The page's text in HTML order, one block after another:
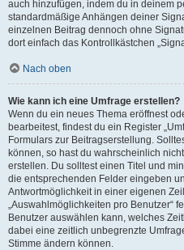
auch hinzufügen, indem du in deinem
standardmäßige Anhängen deiner
einzelnen Beitrag dennoch ohne
dort einfach das Kontrollkästchen
Nach oben
Wie kann ich eine Umfrage erstellen?
Wenn du ein neues Thema eröffnest
bearbeitest, findest du ein Register
Formulars zur Beitragserstellung.
können, so hast du wahrscheinlich
erstellen. Du solltest einen Titel und
die entsprechenden Felder eingeben
Antwortmöglichkeit in einer eigenen
„Auswahlmöglichkeiten pro Benutzer“
Benutzer auswählen kann, welches
dabei eine zeitlich unbegrenzte
Stimme ändern können.